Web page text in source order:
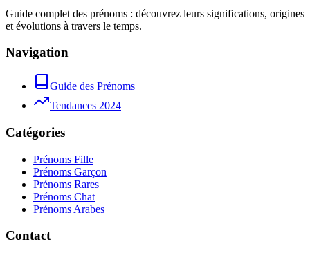
Guide complet des prénoms : découvrez leurs significations, origines
et évolutions à travers le temps.
Navigation
Guide des Prénoms
Tendances 2024
Catégories
Prénoms Fille
Prénoms Garçon
Prénoms Rares
Prénoms Chat
Prénoms Arabes
Contact